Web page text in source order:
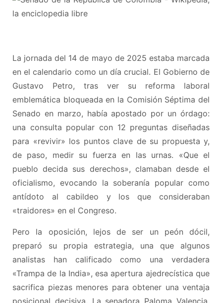
La jornada del 14 de mayo de 2025 estaba marcada
en el calendario como un día crucial. El Gobierno de
Gustavo Petro, tras ver su reforma laboral
emblemática bloqueada en la Comisión Séptima del
Senado en marzo, había apostado por un órdago:
una consulta popular con 12 preguntas diseñadas
para «revivir» los puntos clave de su propuesta y,
de paso, medir su fuerza en las urnas. «Que el
pueblo decida sus derechos», clamaban desde el
oficialismo, evocando la soberanía popular como
antídoto al cabildeo y los que consideraban
«traidores» en el Congreso.
Pero la oposición, lejos de ser un peón dócil,
preparó su propia estrategia, una que algunos
analistas han calificado como una verdadera
«Trampa de la India», esa apertura ajedrecística que
sacrifica piezas menores para obtener una ventaja
posicional decisiva. La senadora Paloma Valencia,